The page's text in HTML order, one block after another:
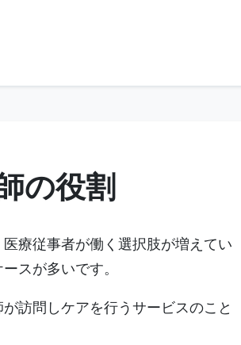
の役割
療従事者が働く選択肢が増えてい
スが多いです。
訪問しケアを行うサービスのこと